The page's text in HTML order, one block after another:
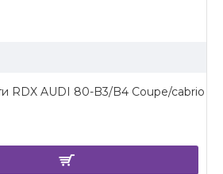
RDX AUDI 80-B3/B4 Coupe/cabrio